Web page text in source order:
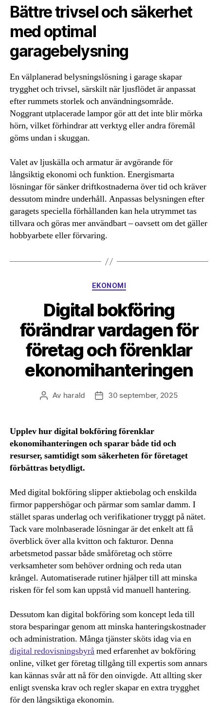
Bättre trivsel och säkerhet
med optimal
garagebelysning
En välplanerad belysningslösning i garage skapar
trygghet och trivsel, särskilt när ljusflödet är anpassat
efter rummets storlek och användningsområde.
Noggrant utplacerade lampor gör att det inte blir mörka
hörn, vilket förhindrar att verktyg eller andra föremål
göms undan i skuggan.
Valet av ljuskälla och armatur är avgörande för
långsiktig ekonomi och funktion. Energismarta
lösningar för sänker driftkostnaderna över tid och kräver
dessutom mindre underhåll. Anpassas belysningen efter
garagets speciella förhållanden kan hela utrymmet tas
tillvara och göras mer användbart – oavsett om det gäller
hobbyarbete eller förvaring.
Kategorier
EKONOMI
Digital bokföring
förändrar vardagen för
företag och förenklar
ekonomihanteringen
Inläggsförfattare
Av harald Inläggsdatum
30 september, 2025
Upplev hur digital bokföring förenklar
ekonomihanteringen och sparar både tid och
resurser, samtidigt som säkerheten för företaget
förbättras betydligt.
Med digital bokföring slipper aktiebolag och enskilda
firmor pappershögar och pärmar som samlar damm. I
stället sparas underlag och verifikationer tryggt på nätet.
Tack vare molnbaserade lösningar är det enkelt att få
överblick över alla kvitton och fakturor. Denna
arbetsmetod passar både småföretag och större
verksamheter som behöver ordning och reda utan
krångel. Automatiserade rutiner hjälper till att minska
risken för fel som kan uppstå vid manuell hantering.
Dessutom kan digital bokföring som koncept leda till
stora besparingar genom att minska hanteringskostnader
och administration. Många tjänster sköts idag via en
digital redovisningsbyråmed erfarenhet av bokföring
online, vilket ger företag tillgång till expertis som annars
kan kännas svår att nå för den oinvigde. Att allting sker
enligt svenska krav och regler skapar en extra trygghet
för den långsiktiga ekonomin.